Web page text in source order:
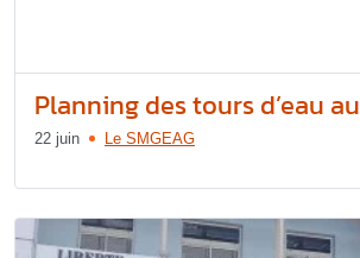
Planning des tours d’eau
22 juin Le SMGEAG